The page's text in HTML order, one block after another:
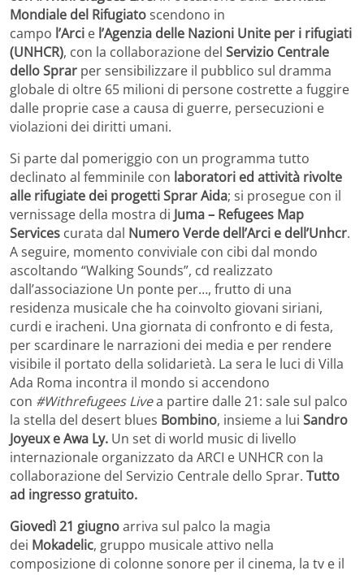
Mondiale del Rifugiatoscendono in
campo l’Arci e l’Agenzia delle Nazioni Unite per i rifugiati
(UNHCR), con la collaborazione del Servizio Centrale
dello Sprar per sensibilizzare il pubblico sul dramma
globale di oltre 65 milioni di persone costrette a fuggire
dalle proprie case a causa di guerre, persecuzioni e
violazioni dei diritti umani.
Si parte dal pomeriggio con un programma tutto
declinato al femminile con laboratori ed attività rivolte
alle rifugiate dei progetti Sprar Aida; si prosegue con il
vernissage della mostra di Juma – Refugees Map
Services curata dal Numero Verde dell’Arci e dell’Unhcr.
A seguire, momento conviviale con cibi dal mondo
ascoltando “Walking Sounds”, cd realizzato
dall’associazione Un ponte per…, frutto di una
residenza musicale che ha coinvolto giovani siriani,
curdi e iracheni. Una giornata di confronto e di festa,
per scardinare le narrazioni dei media e per rendere
visibile il portato della solidarietà. La sera le luci di Villa
Ada Roma incontra il mondo si accendono
con #Withrefugees Livea partire dalle 21: sale sul palco
la stella del desert blues Bombino, insieme a lui Sandro
Joyeux e Awa Ly. Un set di world music di livello
internazionale organizzato da ARCI e UNHCR con la
collaborazione del Servizio Centrale dello Sprar. Tutto
ad ingresso gratuito.
Giovedì 21 giugnoarriva sul palco la magia
dei Mokadelic, gruppo musicale attivo nella
composizione di colonne sonore per il cinema, la tv e il